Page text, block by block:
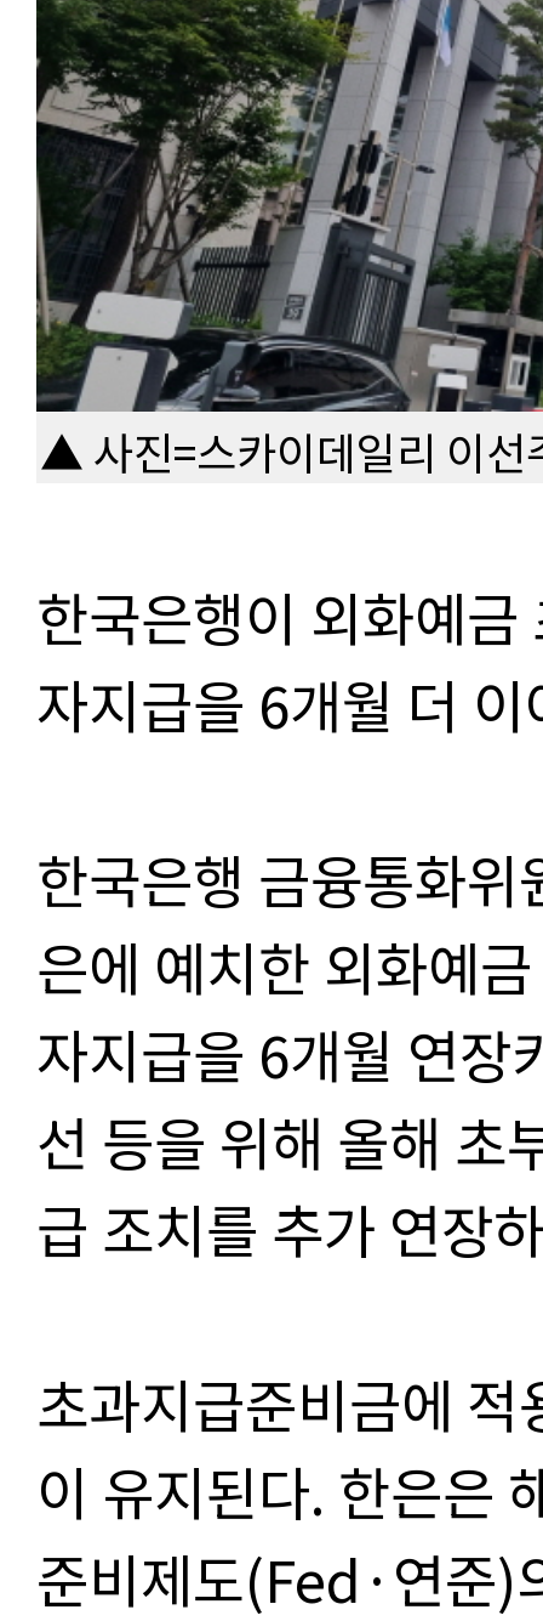
▲ 사진=스카이데일리 이선
한국은행이 외화예
자지급을 6개월 더
한국은행 금융통화
은에 예치한 외화예
자지급을 6개월 연
선 등을 위해 올해 초
급 조치를 추가 연장
초과지급준비금에
이 유지된다. 한은은
준비제도(Fed·연준)